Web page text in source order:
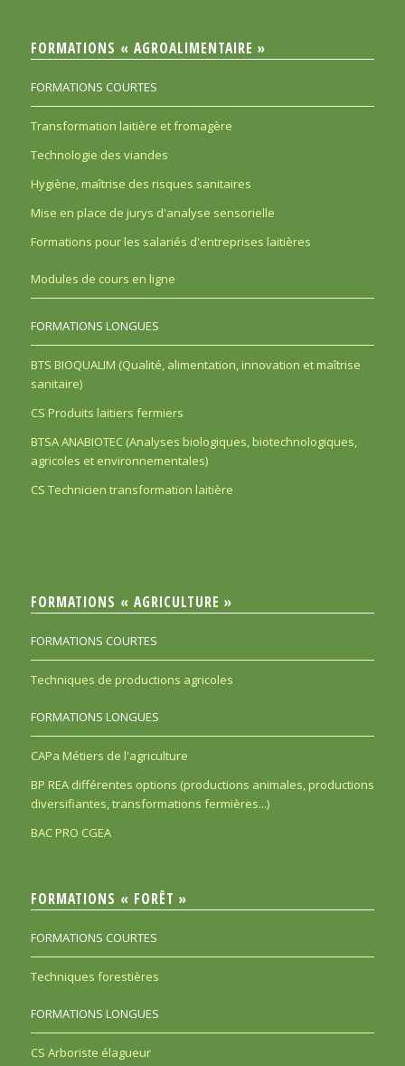
FORMATIONS « AGROALIMENTAIRE »
FORMATIONS COURTES
Transformation laitière et fromagère
Technologie des viandes
Hygiène, maîtrise des risques sanitaires
Mise en place de jurys d'analyse sensorielle
Formations pour les salariés d'entreprises laitières
Modules de cours en ligne
FORMATIONS LONGUES
BTS BIOQUALIM (Qualité, alimentation, innovation et maîtrise
sanitaire)
CS Produits laitiers fermiers
BTSA ANABIOTEC (Analyses biologiques, biotechnologiques,
agricoles et environnementales)
CS Technicien transformation laitière
FORMATIONS « AGRICULTURE »
FORMATIONS COURTES
Techniques de productions agricoles
FORMATIONS LONGUES
CAPa Métiers de l'agriculture
BP REA différentes options (productions animales, productions
diversifiantes, transformations fermières...)
BAC PRO CGEA
FORMATIONS « FORÊT »
FORMATIONS COURTES
Techniques forestières
FORMATIONS LONGUES
CS Arboriste élagueur